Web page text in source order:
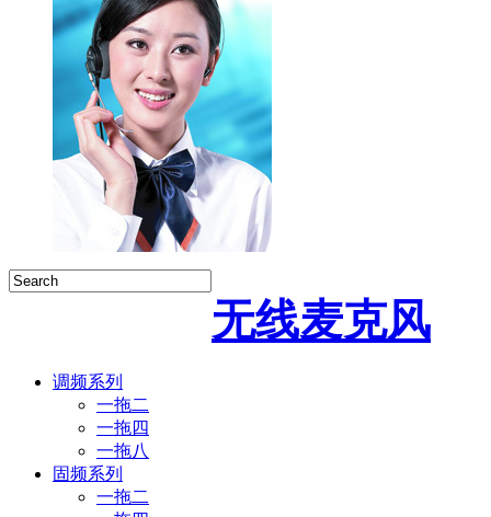
无线麦克风
调频系列
一拖二
一拖四
一拖八
固频系列
一拖二